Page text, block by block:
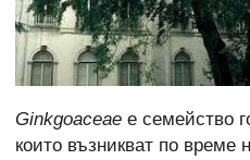
Ginkgoaceae е семейство
които възникват по време